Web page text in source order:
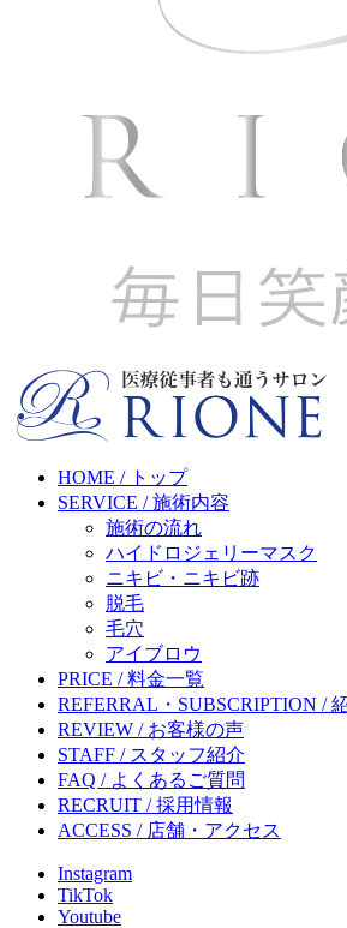
HOME / トップ
SERVICE / 施術内容
施術の流れ
ハイドロジェリーマスク
ニキビ・ニキビ跡
脱毛
毛穴
アイブロウ
PRICE / 料金一覧
REFERRAL・SUBSCRIPTION /
REVIEW / お客様の声
STAFF / スタッフ紹介
FAQ / よくあるご質問
RECRUIT / 採用情報
ACCESS / 店舗・アクセス
Instagram
TikTok
Youtube